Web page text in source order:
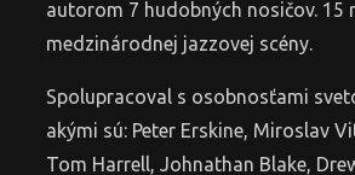
autorom 7 hudobných nosičov. 15
medzinárodnej jazzovej scény.
Spolupracoval s osobnosťami
akými sú: Peter Erskine, Miroslav
Tom Harrell, Johnathan Blake,